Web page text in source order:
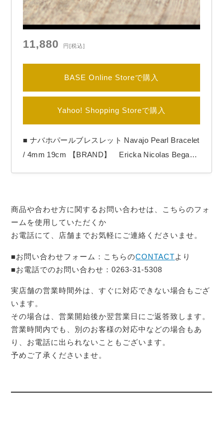
11,880 円[税込]
BASE Online Storeで購入
Yahoo! Shopping Storeで購入
■ ナバホパールブレスレット Navajo Pearl Bracelet
/ 4mm 19cm 【BRAND】 Ericka Nicolas Begay /
ト。 作品の全てをシルバーの塊を溶…
商品や合わせ方に関するお問い合わせは、こちらのフォ
ームを使用していただくか
お電話にて、店舗までお気軽にご連絡くださいませ。
■お問い合わせフォーム：こちらのCONTACTより
■お電話でのお問い合わせ：0263-31-5308
実店舗の営業時間外は、すぐに対応できない場合もござ
います。
その場合は、営業開始後か翌営業日にご返答致します。
営業時間内でも、別のお客様の対応中などの場合もあ
り、お電話に出られないこともございます。
予めご了承くださいませ。